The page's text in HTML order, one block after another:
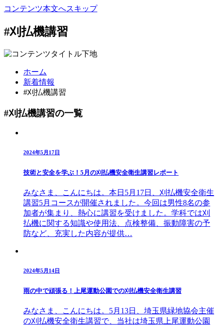
コンテンツ本文へスキップ
#刈払機講習
ホーム
新着情報
#刈払機講習
#刈払機講習の一覧
2024年5月17日
技術と安全を学ぶ！5月の刈払機安全衛生講習レポート
みなさま、こんにちは。本日5月17日、刈払機安全衛生
講習5月コースが開催されました。今回は男性8名の参
加者が集まり、熱心に講習を受けました。学科では刈
払機に関する知識や使用法、点検整備、振動障害の予
防など、充実した内容が提供…
2024年5月14日
雨の中で頑張る！上尾運動公園での刈払機安全衛生講習
みなさま、こんにちは。5月13日、埼玉県緑地協会主催
の刈払機安全衛生講習で、当社は埼玉県上尾運動公園